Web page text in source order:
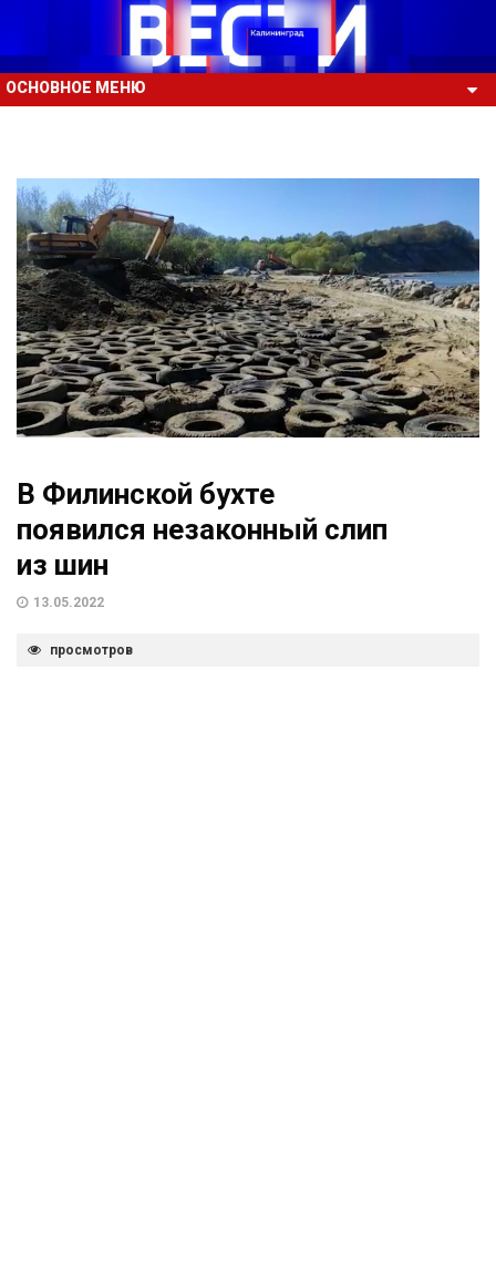
ОСНОВНОЕ МЕНЮ
В Филинской бухте
появился незаконный слип
из шин
13.05.2022
просмотров